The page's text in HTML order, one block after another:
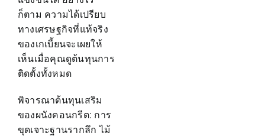
ก็ตาม ความได้เปรียบ
ทางเศรษฐกิจที่แท้จริง
ของเกเบี้ยนจะเผยให้
เห็นเมื่อคุณดูต้นทุนการ
ติดตั้งทั้งหมด
พิจารณาต้นทุนเสริม
ของผนังคอนกรีต: การ
ขุดเจาะฐานรากลึก ไม้